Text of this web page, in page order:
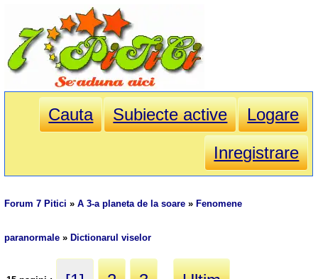
Cauta Subiecte active
Logare
Inregistrare
Forum 7 Pitici »A 3-a planeta de la soare » Fenomene
paranormale » Dictionarul viselor